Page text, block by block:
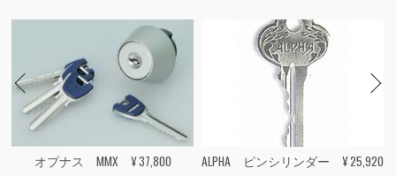
オプナス MMX ¥ 37,800 ALPHA ピンシリンダー ¥ 25,920